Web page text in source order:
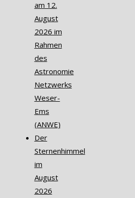
am 12.
August
2026 im
Rahmen
des
Astronomie
Netzwerks
Weser-
Ems
(ANWE)
Der
Sternenhimmel
im
August
2026